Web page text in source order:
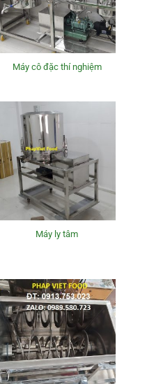
Máy cô đặc thí nghiệm
Máy ly tâm